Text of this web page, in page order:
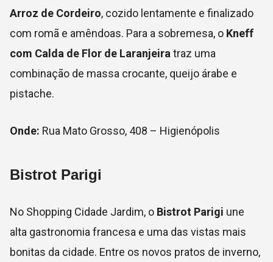
Arroz de Cordeiro, cozido lentamente e finalizado
com romã e amêndoas. Para a sobremesa, o Kneff
com Calda de Flor de Laranjeira traz uma
combinação de massa crocante, queijo árabe e
pistache.
Onde: Rua Mato Grosso, 408 – Higienópolis
Bistrot Parigi
No Shopping Cidade Jardim, o Bistrot Parigi une
alta gastronomia francesa e uma das vistas mais
bonitas da cidade. Entre os novos pratos de inverno,